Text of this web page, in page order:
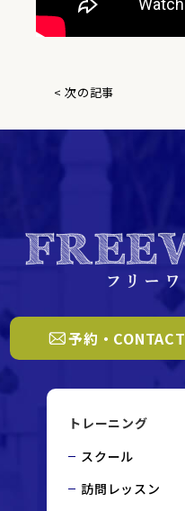
< 次の記事
予約・CONTACT
トレーニング
スクール
訪問レッスン